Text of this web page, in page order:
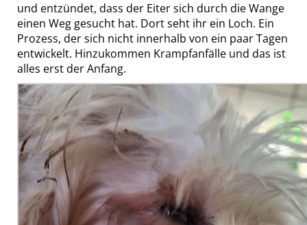
und entzündet, dass der Eiter sich durch die Wange
einen Weg gesucht hat. Dort seht ihr ein Loch. Ein
Prozess, der sich nicht innerhalb von ein paar Tagen
entwickelt. Hinzukommen Krampfanfälle und das ist
alles erst der Anfang.